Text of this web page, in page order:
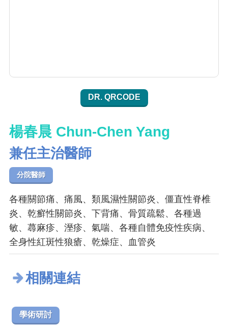
DR. QRCODE
楊春晨 Chun-Chen Yang
兼任主治醫師
分院醫師
各種關節痛、痛風、類風濕性關節炎、僵直性脊椎
炎、乾癬性關節炎、下背痛、骨質疏鬆、各種過
敏、蕁麻疹、溼疹、氣喘、各種自體免疫性疾病、
全身性紅斑性狼瘡、乾燥症、血管炎
相關連結
學術研討